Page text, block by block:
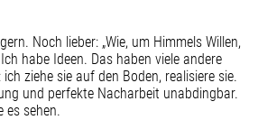
Noch lieber: „Wie, um Himmels Willen,
habe Ideen. Das haben viele andere
ziehe sie auf den Boden, realisiere sie.
und perfekte Nacharbeit unabdingbar.
es sehen.